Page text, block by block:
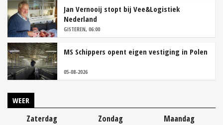
Jan Vernooij stopt bij Vee&Logistiek
Nederland
GISTEREN, 06:00
MS Schippers opent eigen vestiging in Polen
05-08-2026
WEER
Zaterdag Zondag Maandag